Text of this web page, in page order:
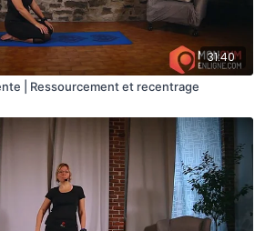
31:40
| Ressourcement et recentrage